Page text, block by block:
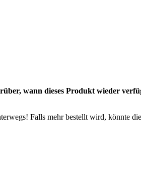
wann dieses Produkt wieder
Falls mehr bestellt wird, könnte